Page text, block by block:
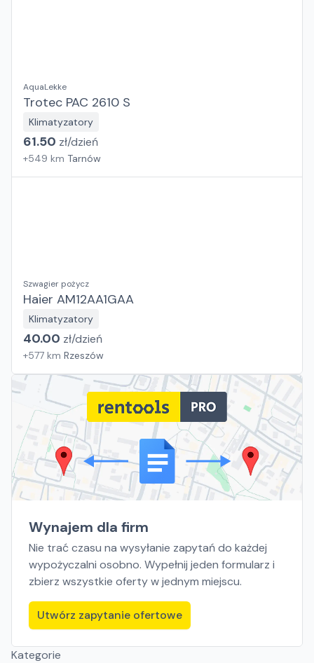
AquaLekke
Trotec PAC 2610 S
Klimatyzatory
61.50 zł/dzień
+549 km Tarnów
Szwagier pożycz
Haier AM12AA1GAA
Klimatyzatory
40.00 zł/dzień
+577 km Rzeszów
Wynajem dla firm
Nie trać czasu na wysyłanie zapytań do każdej
wypożyczalni osobno. Wypełnij jeden formularz i
zbierz wszystkie oferty w jednym miejscu.
Utwórz zapytanie ofertowe
Kategorie